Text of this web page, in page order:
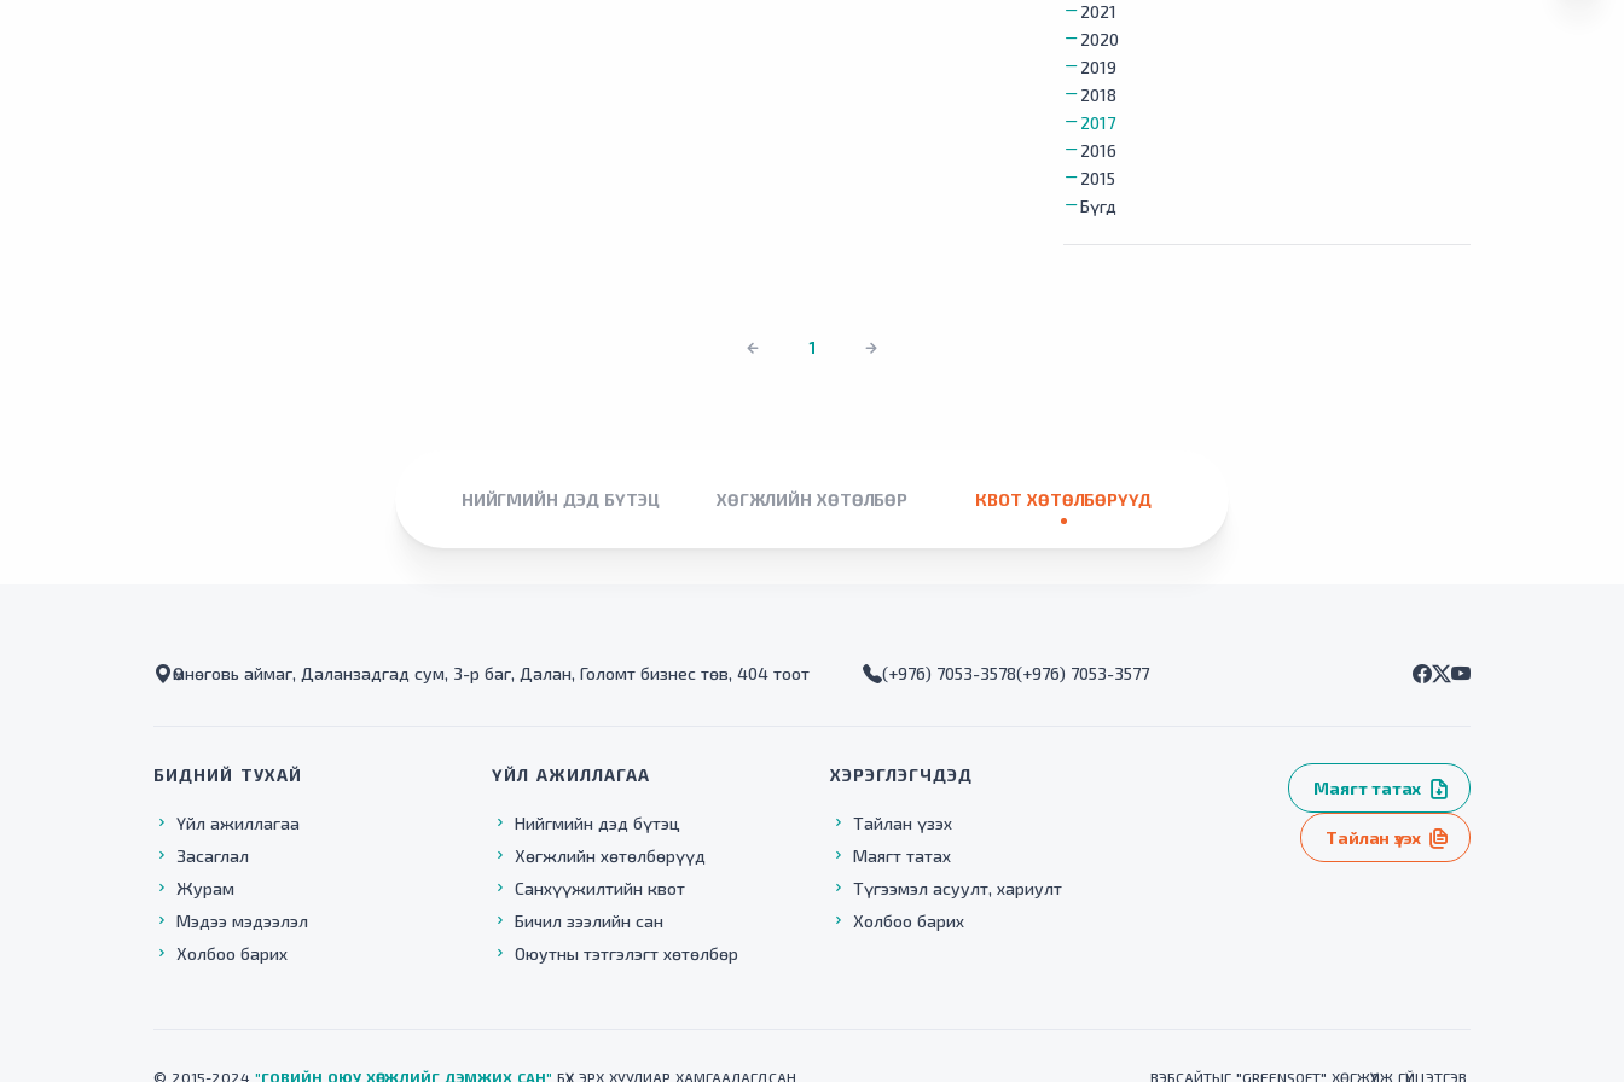
2021
2020
2019
2018
2017
2016
2015
Бүгд
1
НИЙГМИЙН ДЭД БҮТЭЦ ХӨГЖЛИЙН ХӨТӨЛБӨР КВОТ ХӨТӨЛБӨРҮҮД
Өмнөговь аймаг, Даланзадгад сум, 3-р баг, Далан, Голомт бизнес төв, 404 тоот (+976) 7053-3578(+976) 7053-3577
БИДНИЙ ТУХАЙ
Үйл ажиллагаа
Засаглал
Журам
Мэдээ мэдээлэл
Холбоо барих
ҮЙЛ АЖИЛЛАГАА
Нийгмийн дэд бүтэц
Хөгжлийн хөтөлбөрүүд
Санхүүжилтийн квот
Бичил зээлийн сан
Оюутны тэтгэлэгт хөтөлбөр
ХЭРЭГЛЭГЧДЭД
Тайлан үзэх
Маягт татах
Түгээмэл асуулт, хариулт
Холбоо барих
Маягт татах
Тайлан үзэх
© 2015-2024 "ГОВИЙН ОЮУ ХӨГЖЛИЙГ ДЭМЖИХ САН" БҮХ ЭРХ ХУУЛИАР ХАМГААЛАГДСАН ВЭБСАЙТЫГ "GREENSOFT" ХӨГЖҮҮЛЖ ГҮЙЦЭТГЭВ.